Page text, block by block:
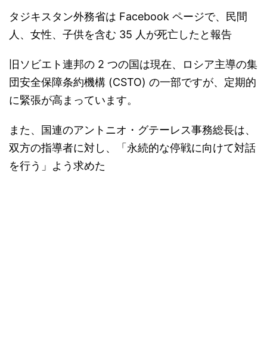
タジキスタン外務省は Facebook ページで、民間
人、女性、子供を含む 35 人が死亡したと報告
旧ソビエト連邦の 2 つの国は現在、ロシア主導の集
団安全保障条約機構 (CSTO) の一部ですが、定期的
に緊張が高まっています。
また、国連のアントニオ・グテーレス事務総長は、
双方の指導者に対し、「永続的な停戦に向けて対話
を行う」よう求めた